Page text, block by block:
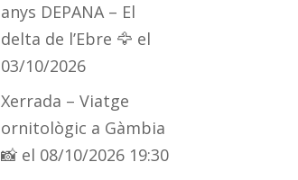
anys DEPANA – El
delta de l’Ebre 🦅 el
03/10/2026
Xerrada – Viatge
ornitològic a Gàmbia
📸 el 08/10/2026 19:30